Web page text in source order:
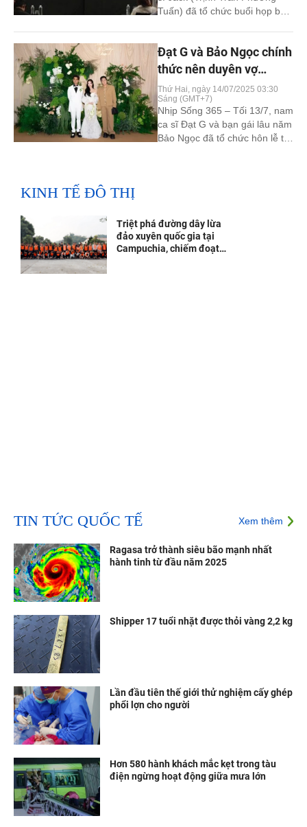
Tuấn) đã tổ chức buổi họp báo
ào xoay quanh đời tư, đặc biệt
là mối quan hệ với diễn viên
Thiên An và vấn đề liên quan
đến con [...]
Đạt G và Bảo Ngọc chính
thức nên duyên vợ
chồng sau 5 năm gắn bó
Thứ Hai, ngày 14/07/2025 03:30
Sáng (GMT+7)
Nhịp Sống 365 – Tối 13/7, nam
ca sĩ Đạt G và bạn gái lâu năm
Bảo Ngọc đã tổ chức hôn lễ tại
KINH TẾ ĐÔ THỊ
Triệt phá đường dây lừa
đảo xuyên quốc gia tại
Campuchia, chiếm đoạt
TIN TỨC QUỐC TẾ Xem thêm
Ragasa trở thành siêu bão mạnh nhất
hành tinh từ đầu năm 2025
Shipper 17 tuổi nhặt được thỏi vàng 2,2 kg
Lần đầu tiên thế giới thử nghiệm cấy ghép
phổi lợn cho người
Hơn 580 hành khách mắc kẹt trong tàu
điện ngừng hoạt động giữa mưa lớn